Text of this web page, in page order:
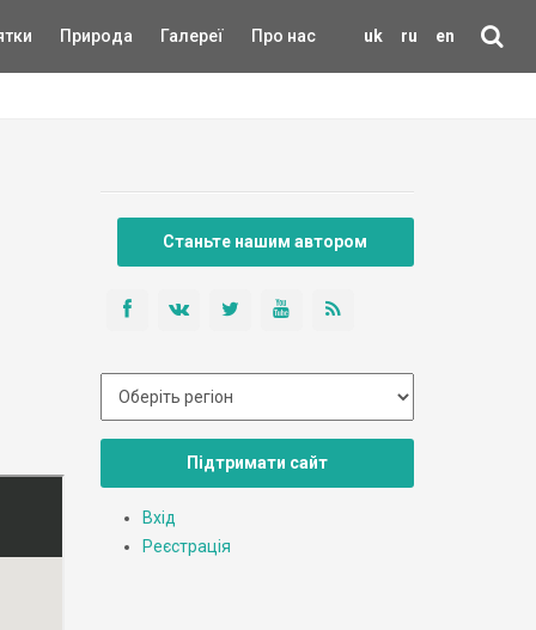
uk ru en
Природа Галереї Про нас
Станьте нашим автором
Підтримати сайт
Вхід
Реєстрація